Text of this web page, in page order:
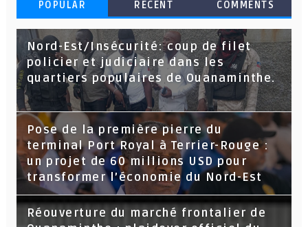
POPULAR RECENT COMMENTS
Nord-Est/Insécurité: coup de filet
policier et judiciaire dans les
quartiers populaires de Ouanaminthe.
Pose de la première pierre du
terminal Port Royal à Terrier-Rouge :
un projet de 60 millions USD pour
transformer l’économie du Nord-Est
Réouverture du marché frontalier de